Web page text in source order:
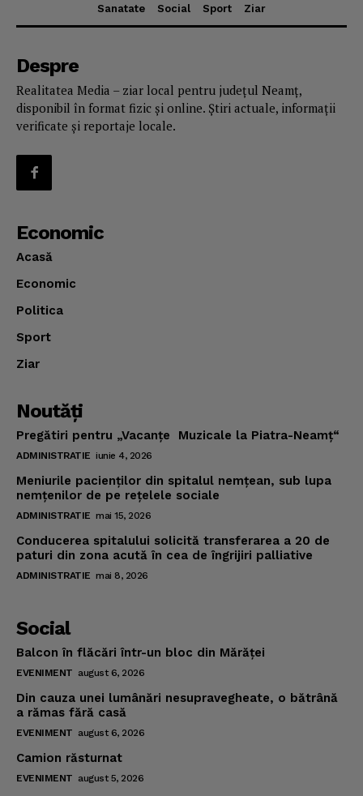
Sanatate
Social Sport Ziar
Despre
Realitatea Media – ziar local pentru județul Neamț,
disponibil în format fizic și online. Știri actuale, informații
verificate și reportaje locale.
Economic
Acasă
Economic
Politica
Sport
Ziar
Noutăţi
Pregătiri pentru „Vacanţe Muzicale la Piatra-Neamţ“
ADMINISTRATIE iunie 4, 2026
Meniurile pacienţilor din spitalul nemţean, sub lupa
nemţenilor de pe reţelele sociale
ADMINISTRATIE mai 15, 2026
Conducerea spitalului solicită transferarea a 20 de
paturi din zona acută în cea de îngrijiri palliative
ADMINISTRATIE mai 8, 2026
Social
Balcon în flăcări într-un bloc din Mărăţei
EVENIMENT august 6, 2026
Din cauza unei lumânări nesupravegheate, o bătrână
a rămas fără casă
EVENIMENT august 6, 2026
Camion răsturnat
EVENIMENT august 5, 2026